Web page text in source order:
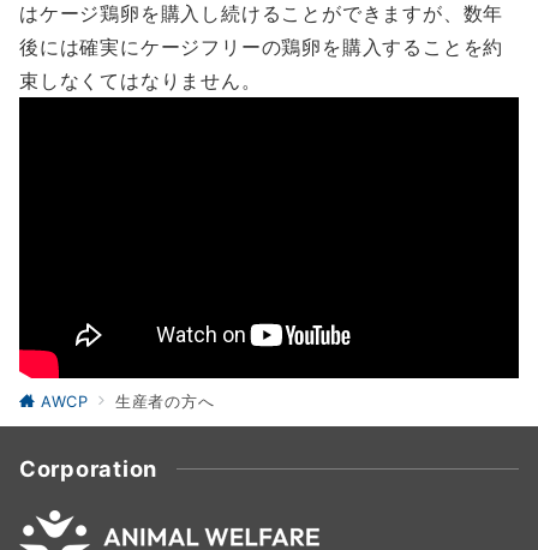
はケージ鶏卵を購入し続けることができますが、数年
後には確実にケージフリーの鶏卵を購入することを約
束しなくてはなりません。
AWCP 生産者の方へ
Corporation